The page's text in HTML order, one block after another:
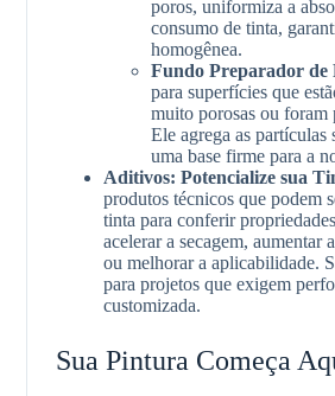
poros, uniformiza a
consumo de tinta,
homogênea.
Fundo Preparador de
para superfícies que
muito porosas ou foram
Ele agrega as partículas
uma base firme para a
Aditivos: Potencialize sua
produtos técnicos que podem
tinta para conferir
acelerar a secagem, aumentar
ou melhorar a aplicabilidade.
para projetos que exigem
customizada.
Sua Pintura Começa